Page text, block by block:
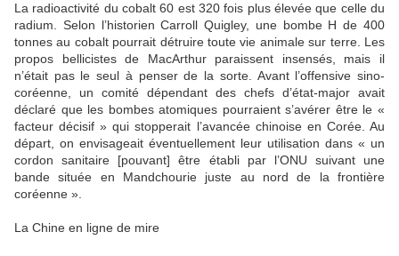
La radioactivité du cobalt 60 est 320 fois plus élevée que celle du
radium. Selon l’historien Carroll Quigley, une bombe H de 400
tonnes au cobalt pourrait détruire toute vie animale sur terre. Les
propos bellicistes de MacArthur paraissent insensés, mais il
n’était pas le seul à penser de la sorte. Avant l’offensive sino-
coréenne, un comité dépendant des chefs d’état-major avait
déclaré que les bombes atomiques pourraient s’avérer être le «
facteur décisif » qui stopperait l’avancée chinoise en Corée. Au
départ, on envisageait éventuellement leur utilisation dans « un
cordon sanitaire [pouvant] être établi par l’ONU suivant une
bande située en Mandchourie juste au nord de la frontière
coréenne ».
La Chine en ligne de mire